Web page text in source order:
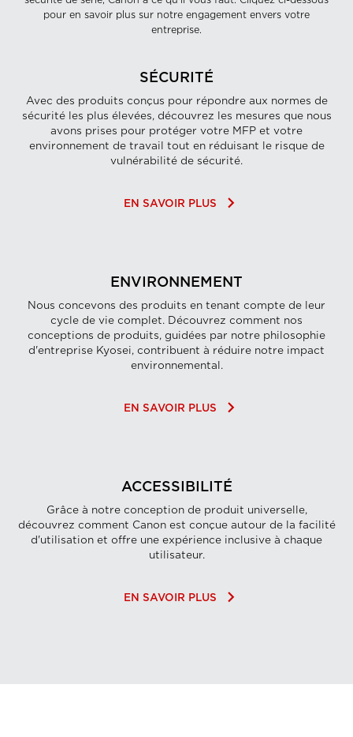
pour en savoir plus sur notre engagement envers votre
entreprise.
SÉCURITÉ
Avec des produits conçus pour répondre aux normes de
sécurité les plus élevées, découvrez les mesures que nous
avons prises pour protéger votre MFP et votre
environnement de travail tout en réduisant le risque de
vulnérabilité de sécurité.
EN SAVOIR PLUS keyboard_arrow_right
ENVIRONNEMENT
Nous concevons des produits en tenant compte de leur
cycle de vie complet. Découvrez comment nos
conceptions de produits, guidées par notre philosophie
d'entreprise Kyosei, contribuent à réduire notre impact
environnemental.
EN SAVOIR PLUS keyboard_arrow_right
ACCESSIBILITÉ
Grâce à notre conception de produit universelle,
découvrez comment Canon est conçue autour de la facilité
d'utilisation et offre une expérience inclusive à chaque
utilisateur.
EN SAVOIR PLUS keyboard_arrow_right